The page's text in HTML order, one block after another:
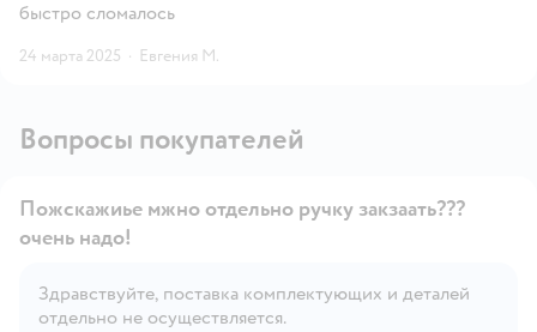
быстро сломалось
24 марта 2025 · Евгения М.
Вопросы покупателей
Открыть вопрос
Пожскажиье мжно отдельно ручку закзаать???
очень надо!
Здравствуйте, поставка комплектующих и деталей
отдельно не осуществляется.